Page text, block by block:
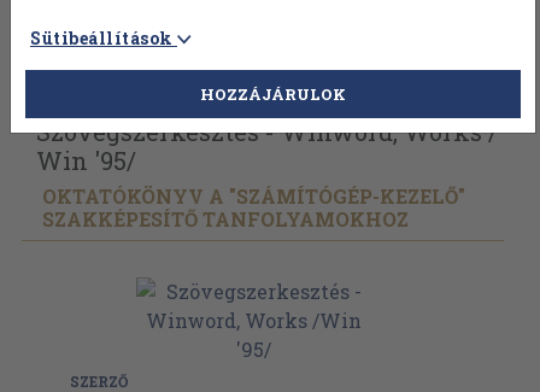
Vissza az előző oldalra Válasszon példányt
Szövegszerkesztés - Winword, Works /
Win '95/
OKTATÓKÖNYV A "SZÁMÍTÓGÉP-KEZELŐ"
SZAKKÉPESÍTŐ TANFOLYAMOKHOZ
SZERZŐ
Sütibeállítások
HOZZÁJÁRULOK